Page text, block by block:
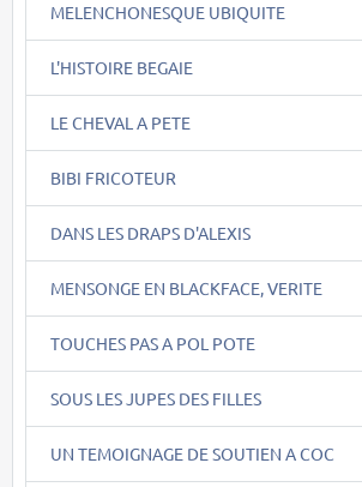
MELENCHONESQUE UBIQUITE
L'HISTOIRE BEGAIE
LE CHEVAL A PETE
BIBI FRICOTEUR
DANS LES DRAPS D'ALEXIS
MENSONGE EN BLACKFACE, VERITE
TOUCHES PAS A POL POTE
SOUS LES JUPES DES FILLES
UN TEMOIGNAGE DE SOUTIEN A COC